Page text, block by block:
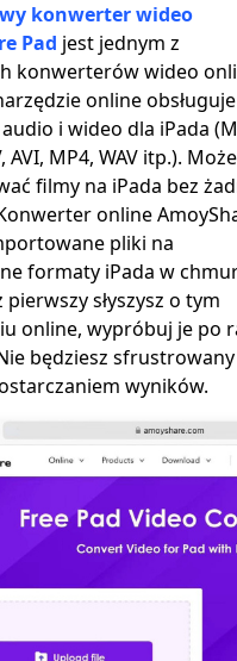
konwerter wideo
Pad jest jednym z
konwerterów wideo
online
i wideo dla iPada
AVI, MP4, WAV itp.).
filmy na iPada bez
online
pliki na
formaty iPada w
pierwszy słyszysz o tym
online, wypróbuj je po
będziesz sfrustrowany
wyników.